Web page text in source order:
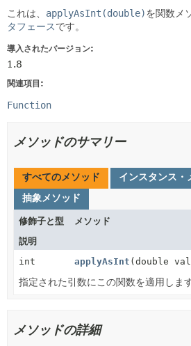
これは、 applyAsInt(double)を関数メ
タフェースです。
導入されたバージョン:
1.8
関連項目:
Function
メソッドのサマリー
すべてのメソッド
インスタンス・
抽象メソッド
修飾子と型
メソッド
説明
int
applyAsInt (double
指定された引数にこの関数を適用します
メソッドの詳細